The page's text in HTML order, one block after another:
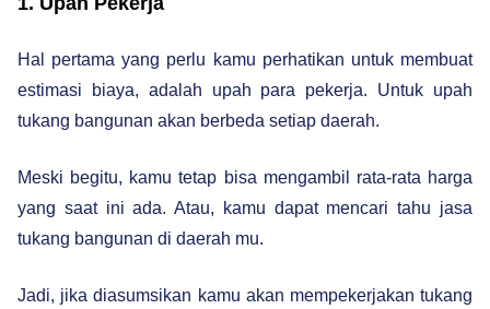
Hal pertama yang perlu kamu perhatikan untuk membuat
estimasi biaya, adalah upah para pekerja. Untuk upah
tukang bangunan akan berbeda setiap daerah.
Meski begitu, kamu tetap bisa mengambil rata-rata harga
yang saat ini ada. Atau, kamu dapat mencari tahu jasa
tukang bangunan di daerah mu.
Jadi, jika diasumsikan kamu akan mempekerjakan tukang